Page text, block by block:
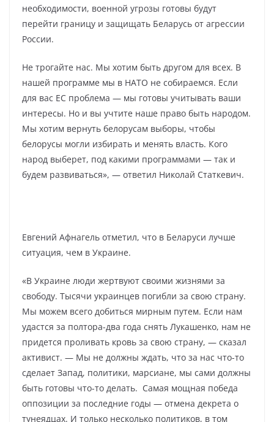
необходимости, военной угрозы готовы будут
перейти границу и защищать Беларусь от агрессии
России.
Не трогайте нас. Мы хотим быть другом для всех. В
нашей программе мы в НАТО не собираемся. Если
для вас ЕС проблема — мы готовы учитывать ваши
интересы. Но и вы учтите наше право быть народом.
Мы хотим вернуть белорусам выборы, чтобы
белорусы могли избирать и менять власть. Кого
народ выберет, под какими программами — так и
будем развиваться», — ответил Николай Статкевич.
Евгений Афнагель отметил, что в Беларуси лучше
ситуация, чем в Украине.
«В Украине люди жертвуют своими жизнями за
свободу. Тысячи украинцев погибли за свою страну.
Мы можем всего добиться мирным путем. Если нам
удастся за полтора-два года снять Лукашенко, нам не
придется проливать кровь за свою страну, — сказал
активист. — Мы не должны ждать, что за нас что-то
сделает Запад, политики, марсиане, мы сами должны
быть готовы что-то делать. Самая мощная победа
оппозиции за последние годы — отмена декрета о
тунеядцах. И только несколько политиков, в том